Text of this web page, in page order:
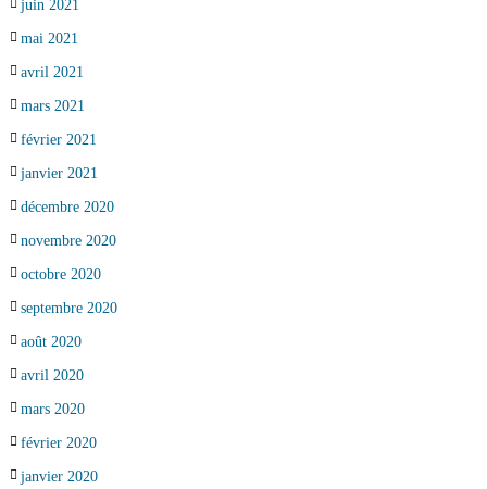
juin 2021
mai 2021
avril 2021
mars 2021
février 2021
janvier 2021
décembre 2020
novembre 2020
octobre 2020
septembre 2020
août 2020
avril 2020
mars 2020
février 2020
janvier 2020